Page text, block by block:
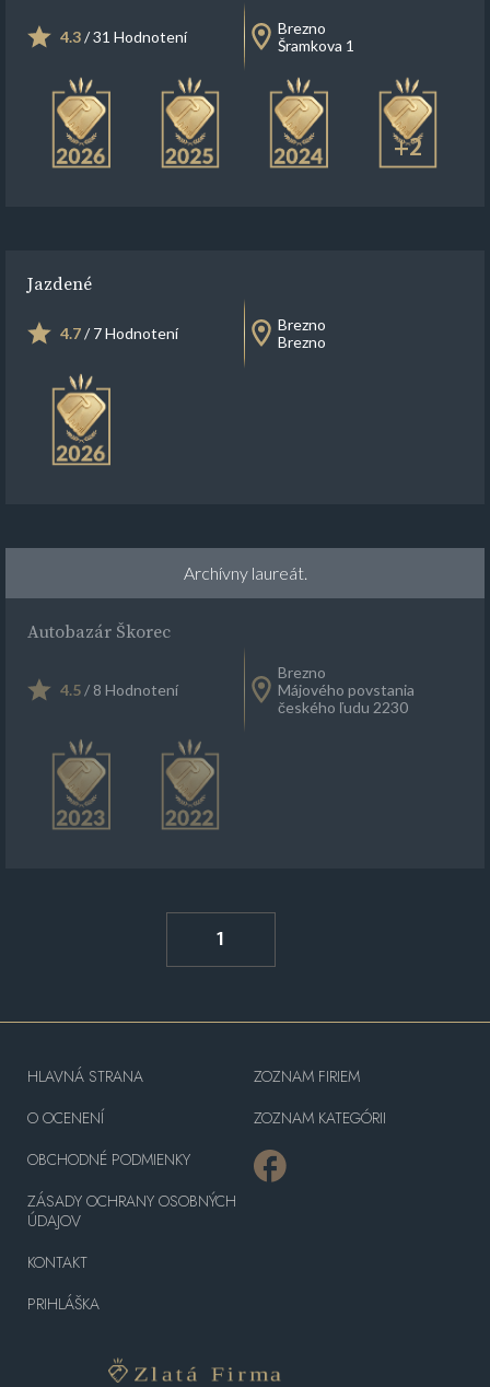
4.3/ 31 Hodnotení
Brezno
Šramkova 1
+2
Jazdené
4.7/ 7 Hodnotení
Brezno
Brezno
Archívny laureát.
Autobazár Škorec
4.5/ 8 Hodnotení
Brezno
Májového povstania
českého ľudu 2230
1
HLAVNÁ STRANA
O OCENENÍ
OBCHODNÉ PODMIENKY
ZÁSADY OCHRANY OSOBNÝCH
ÚDAJOV
KONTAKT
PRIHLÁŠKA
ZOZNAM FIRIEM
ZOZNAM KATEGÓRII